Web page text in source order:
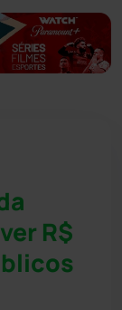
R$